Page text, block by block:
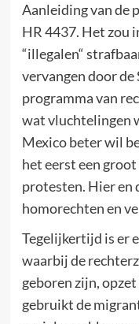
Aanleiding van de
HR 4437. Het zou
“illegalen“
vervangen door
programma van
wat vluchtelingen
Mexico beter wil
het eerst een
protesten. Hier en
homorechten en
Tegelijkertijd is er
waarbij de
geboren zijn,
gebruikt de